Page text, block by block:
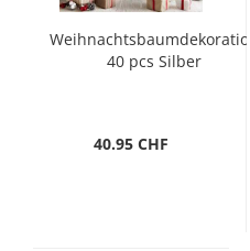
Weihnachtsbaumdekoration
40 pcs Silber
40.95 CHF